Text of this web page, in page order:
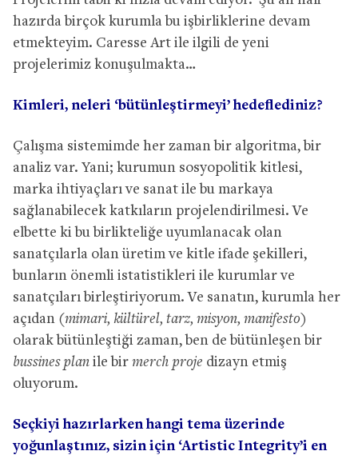
hazırda birçok kurumla bu işbirliklerine devam
etmekteyim. Caresse Art ile ilgili de yeni
projelerimiz konuşulmakta…
Kimleri, neleri ‘bütünleştirmeyi’ hedeflediniz?
Çalışma sistemimde her zaman bir algoritma, bir
analiz var. Yani; kurumun sosyopolitik kitlesi,
marka ihtiyaçları ve sanat ile bu markaya
sağlanabilecek katkıların projelendirilmesi. Ve
elbette ki bu birlikteliğe uyumlanacak olan
sanatçılarla olan üretim ve kitle ifade şekilleri,
bunların önemli istatistikleri ile kurumlar ve
sanatçıları birleştiriyorum. Ve sanatın, kurumla her
açıdan (mimari, kültürel, tarz, misyon, manifesto)
olarak bütünleştiği zaman, ben de bütünleşen bir
bussines plan ile bir merch proje dizayn etmiş
oluyorum.
Seçkiyi hazırlarken hangi tema üzerinde
yoğunlaştınız, sizin için ‘Artistic Integrity’i en